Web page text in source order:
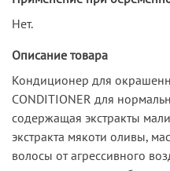
Нет.
Описание товара
Кондиционер для
CONDITIONER для
содержащая экстракты
экстракта мякоти оливы,
волосы от агрессивного